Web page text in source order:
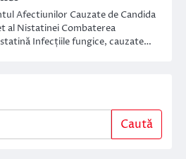
Afectiunilor Cauzate de Candida
al Nistatinei Combaterea
Infecțiile fungice, cauzate…
Caută